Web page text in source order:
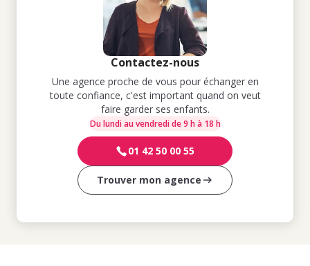
Contactez-nous
Une agence proche de vous pour échanger en
toute confiance, c'est important quand on veut
faire garder ses enfants.
Du lundi au vendredi de 9 h à 18 h
01 42 50 00 55
Trouver mon agence